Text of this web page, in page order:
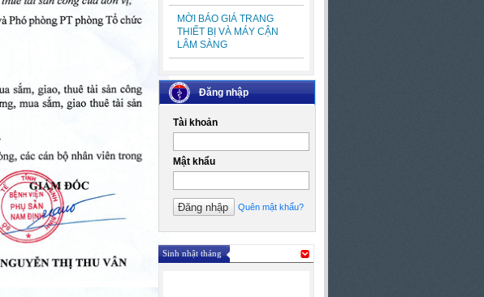
MỜI BÁO GIÁ TRANG
THIẾT BỊ VÀ MÁY CẬN
LÂM SÀNG
Đăng nhập
Tài khoản
Mật khẩu
Quên mật khẩu?
Sinh nhật tháng